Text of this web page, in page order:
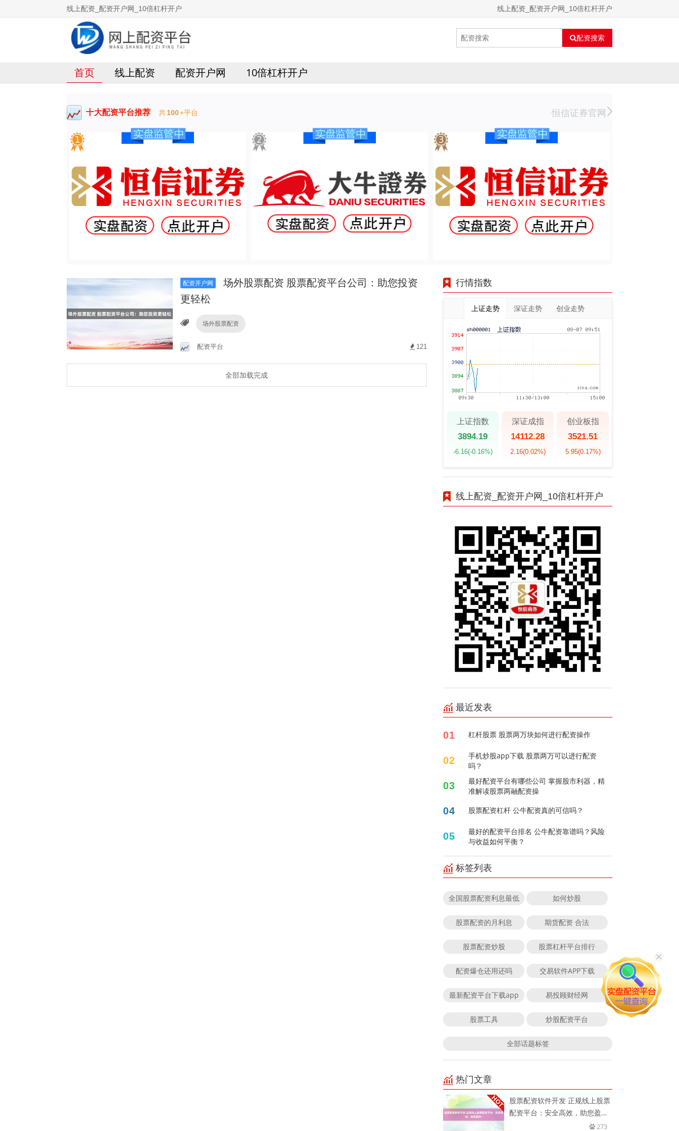
线上配资_配资开户网_10倍杠杆开户 线上配资_配资开户网_10倍杠杆开户
配资搜索
首页 线上配资 配资开户网 10倍杠杆开户
十大配资平台推荐 共100+平台 恒信证券官网
配资开户网
场外股票配资 股票配资平台公司：助您投资
更轻松
场外股票配资
配资平台 121
全部加载完成
行情指数
上证走势 深证走势 创业走势
上证指数
3894.19
-6.16(-0.16%)
深证成指
14112.28
2.16(0.02%)
创业板指
3521.51
5.95(0.17%)
线上配资_配资开户网_10倍杠杆开户
最近发表
01 杠杆股票 股票两万块如何进行配资操作
02
手机炒股app下载 股票两万可以进行配资
吗？
03
最好配资平台有哪些公司 掌握股市利器，精
准解读股票两融配资操
04 股票配资杠杆 公牛配资真的可信吗？
05
最好的配资平台排名 公牛配资靠谱吗？风险
与收益如何平衡？
标签列表
全国股票配资利息最低 如何炒股
股票配资的月利息 期货配资 合法
股票配资炒股 股票杠杆平台排行
配资爆仓还用还吗 交易软件APP下载
最新配资平台下载app 易投顾财经网
股票工具 炒股配资平台
全部话题标签
热门文章
股票配资软件开发 正规线上股票
配资平台：安全高效，助您盈
273